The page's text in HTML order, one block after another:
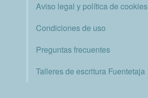
Aviso legal y política de cookies
Condiciones de uso
Preguntas frecuentes
Talleres de escritura Fuentetaja